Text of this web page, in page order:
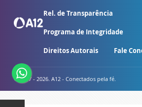
Rel. de Transparência
Programa de Integridade
Direitos Autorais Fale
© 2007 - 2026. A12 - Conectados pela fé.